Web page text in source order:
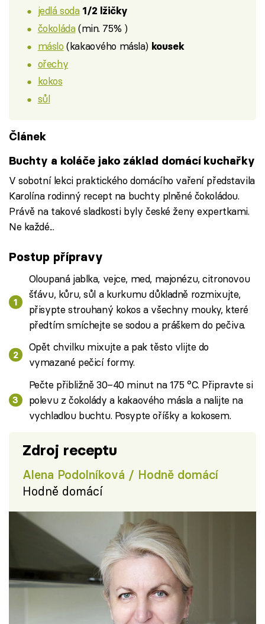
jedlá soda 1/2 lžičky
čokoláda(min. 75% )
máslo (kakaového másla) kousek
ořechy
kokos
sůl
Článek
Buchty a koláče jako základ domácí kuchařky
V sobotní lekci praktického domácího vaření představila
Karolína rodinný recept na buchty plněné čokoládou.
Právě na takové sladkosti byly české ženy expertkami.
Ne každé...
Postup přípravy
Oloupaná jablka, vejce, med, majonézu, citronovou
šťávu, kůru, sůl a kurkumu důkladně rozmixujte,
přisypte strouhaný kokos a všechny mouky, které
předtím smíchejte se sodou a práškem do pečiva.
Opět chvilku mixujte a pak těsto vlijte do
vymazané pečicí formy.
Pečte přibližně 30–40 minut na 175 °C. Připravte si
polevu z čokolády a kakaového másla a nalijte na
vychladlou buchtu. Posypte oříšky a kokosem.
Zdroj receptu
Alena Podolníková / Hodně domácí
Hodně domácí